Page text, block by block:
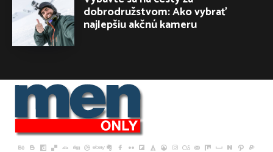
dobrodružstvom: Ako vybrať
najlepšiu akčnú kameru